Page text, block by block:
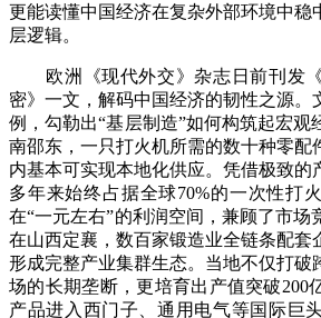
更能读懂中国经济在复杂外部环境中稳
层逻辑。
欧洲《现代外交》杂志日前刊发《
密》一文，解码中国经济的韧性之源。
例，勾勒出“基层制造”如何构筑起宏观
南邵东，一只打火机所需的数十种零配
内基本可实现本地化供应。凭借极致的
多年来始终占据全球70%的一次性打
在“一元左右”的利润空间，兼顾了市场
在山西定襄，数百家锻造业全链条配套
形成完整产业集群生态。当地不仅打破
场的长期垄断，更培育出产值突破200
产品进入西门子、通用电气等国际巨